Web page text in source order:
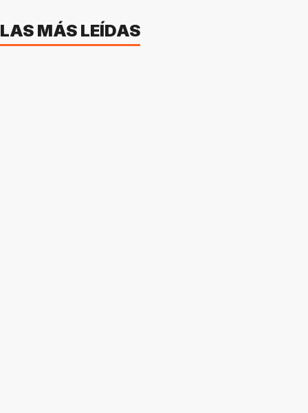
LAS MÁS LEÍDAS